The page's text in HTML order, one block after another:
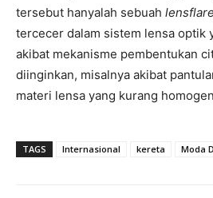
tersebut hanyalah sebuah lensflare
tercecer dalam sistem lensa optik
akibat mekanisme pembentukan
diinginkan, misalnya akibat
materi lensa yang kurang
TAGS Internasional kereta Moda